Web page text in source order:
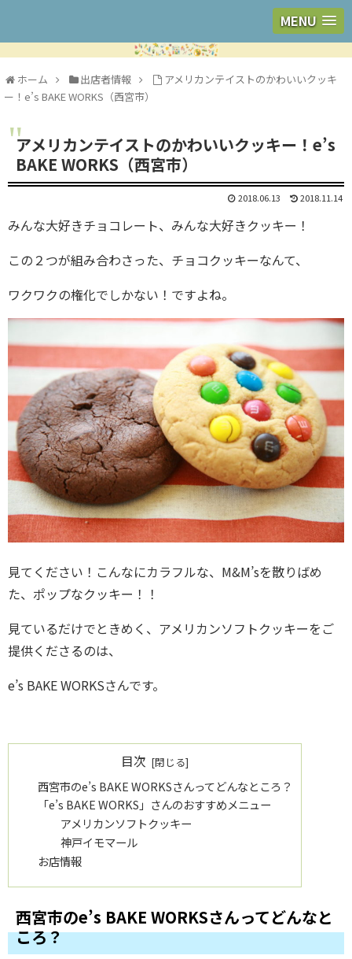
MENU
ホーム 出店者情報
アメリカンテイストのかわいいクッキ
ー！e’s BAKE WORKS（西宮市）
アメリカンテイストのかわいいクッキー！e’s
BAKE WORKS（西宮市）
2018.06.13 2018.11.14
みんな大好きチョコレート、みんな大好きクッキー！
この２つが組み合わさった、チョコクッキーなんて、
ワクワクの権化でしかない！ですよね。
見てください！こんなにカラフルな、M&M’sを散りばめ
た、ポップなクッキー！！
見ているだけでときめく、アメリカンソフトクッキーをご
提供くださるのは、
e’s BAKE WORKSさんです。
目次
西宮市のe’s BAKE WORKSさんってどんなところ？
「e’s BAKE WORKS」さんのおすすめメニュー
アメリカンソフトクッキー
神戸イモマール
お店情報
西宮市のe’s BAKE WORKSさんってどんなと
ころ？